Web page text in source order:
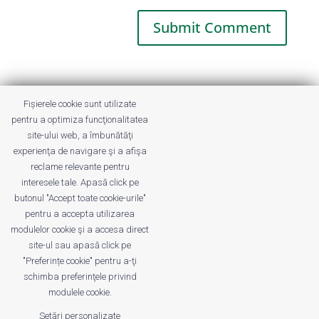
This site uses Akismet to reduce spam.
Learn how your comment data is
processed.
Despre noi Publicitate
Privacy
Fișierele cookie sunt utilizate
pentru a optimiza funcţionalitatea
site-ului web, a îmbunătăţi
experienţa de navigare şi a afişa
reclame relevante pentru
interesele tale. Apasă click pe
butonul "Accept toate cookie-urile"
pentru a accepta utilizarea
modulelor cookie şi a accesa direct
site-ul sau apasă click pe
"Preferințe cookie" pentru a-ţi
schimba preferinţele privind
modulele cookie.
Setări personalizate